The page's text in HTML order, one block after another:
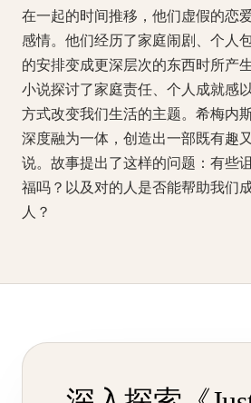
在一起的时间推移，他们虚假的恋
感情。他们经历了家庭闹剧、个人
的安排变成更深层次的东西时所产
小说探讨了家庭责任、个人成就感
方式改变我们生活的主题。希梅内
深度融为一体，创造出一部既有趣
说。故事提出了这样的问题：有些
福吗？以及对的人是否能帮助我们
人？